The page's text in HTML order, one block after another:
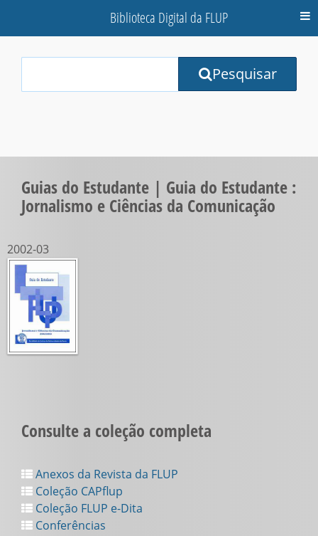
Biblioteca Digital da FLUP
Terms:
Pesquisar
Guias do Estudante | Guia do Estudante :
Jornalismo e Ciências da Comunicação
2002-03
Consulte a coleção completa
Anexos da Revista da FLUP
Coleção CAPflup
Coleção FLUP e-Dita
Conferências